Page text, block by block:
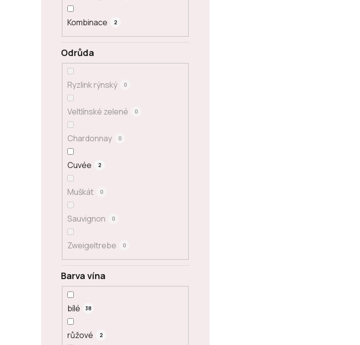
Odrůda
Ryzlink rýnský 0
Veltlínské zelené 0
Chardonnay 0
Cuvée 2
Muškát 0
Sauvignon 0
Zweigeltrebe 0
Barva vína
bílé 38
růžové 2
Kombinace 2